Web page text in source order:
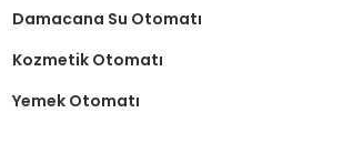
Damacana Su Otomatı
Kozmetik Otomatı
Yemek Otomatı